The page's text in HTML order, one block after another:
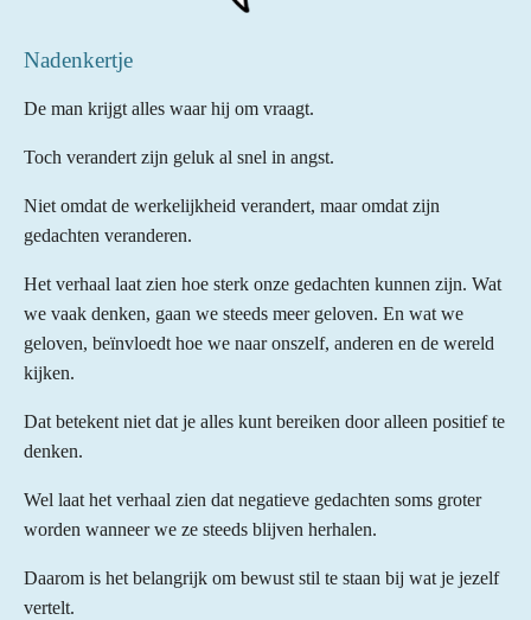
Nadenkertje
De man krijgt alles waar hij om vraagt.
Toch verandert zijn geluk al snel in angst.
Niet omdat de werkelijkheid verandert, maar omdat zijn
gedachten veranderen.
Het verhaal laat zien hoe sterk onze gedachten kunnen zijn. Wat
we vaak denken, gaan we steeds meer geloven. En wat we
geloven, beïnvloedt hoe we naar onszelf, anderen en de wereld
kijken.
Dat betekent niet dat je alles kunt bereiken door alleen positief te
denken.
Wel laat het verhaal zien dat negatieve gedachten soms groter
worden wanneer we ze steeds blijven herhalen.
Daarom is het belangrijk om bewust stil te staan bij wat je jezelf
vertelt.